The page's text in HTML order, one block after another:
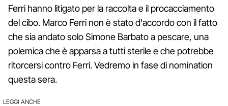
Ferri hanno litigato per la raccolta e il procacciamento
del cibo. Marco Ferri non è stato d'accordo con il fatto
che sia andato solo Simone Barbato a pescare, una
polemica che è apparsa a tutti sterile e che potrebbe
ritorcersi contro Ferri. Vedremo in fase di nomination
questa sera.
LEGGI ANCHE